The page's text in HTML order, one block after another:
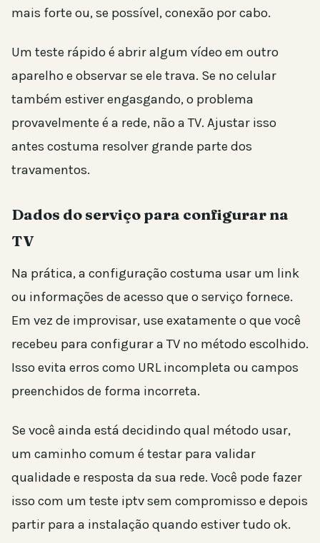
mais forte ou, se possível, conexão por cabo.
Um teste rápido é abrir algum vídeo em outro
aparelho e observar se ele trava. Se no celular
também estiver engasgando, o problema
provavelmente é a rede, não a TV. Ajustar isso
antes costuma resolver grande parte dos
travamentos.
Dados do serviço para configurar na
TV
Na prática, a configuração costuma usar um link
ou informações de acesso que o serviço fornece.
Em vez de improvisar, use exatamente o que você
recebeu para configurar a TV no método escolhido.
Isso evita erros como URL incompleta ou campos
preenchidos de forma incorreta.
Se você ainda está decidindo qual método usar,
um caminho comum é testar para validar
qualidade e resposta da sua rede. Você pode fazer
isso com um teste iptv sem compromisso e depois
partir para a instalação quando estiver tudo ok.